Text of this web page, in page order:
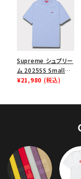
Supreme シュプリー
ム 2025SS Small
Box Tee スモールボ
¥21,980 (税込)